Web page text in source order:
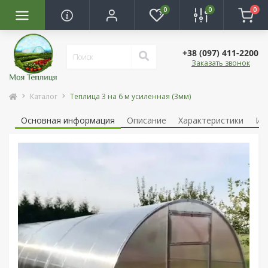
0 0 0
+38 (097) 411-2200
Заказать звонок
Каталог Теплица 3 на 6 м усиленная (3мм)
Основная информация Описание Характеристики